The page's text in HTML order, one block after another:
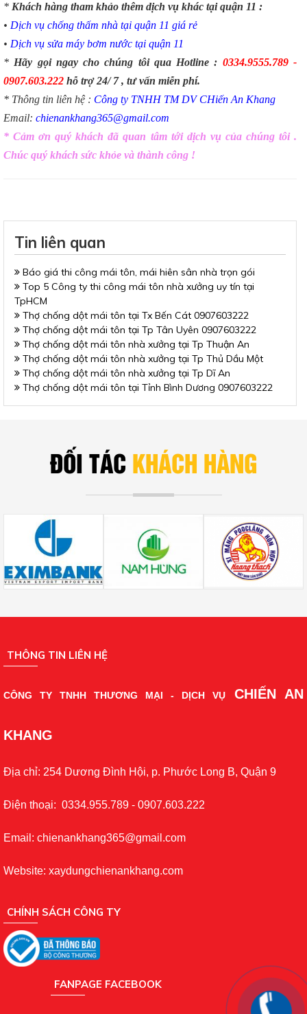
* Khách hàng tham khảo thêm dịch vụ khác tại quận 11 :
• Dịch vụ chống thấm nhà tại quận 11 giá rẻ
• Dịch vụ sửa máy bơm nước tại quận 11
* Hãy gọi ngay cho chúng tôi qua Hotline : 0334.9555.789 -
0907.603.222 hỗ trợ 24/ 7 , tư vấn miễn phí.
* Thông tin liên hệ : Công ty TNHH TM DV CHiến An Khang
Email: chienankhang365@gmail.com
*Cảm ơn quý khách đã quan tâm tới dịch vụ của chúng tôi .
Chúc quý khách sức khỏe và thành công !
Tin liên quan
Báo giá thi công mái tôn, mái hiên sân nhà trọn gói
Top 5 Công ty thi công mái tôn nhà xưởng uy tín tại
TpHCM
Thợ chống dột mái tôn tại Tx Bến Cát 0907603222
Thợ chống dột mái tôn tại Tp Tân Uyên 0907603222
Thợ chống dột mái tôn nhà xưởng tại Tp Thuận An
Thợ chống dột mái tôn nhà xưởng tại Tp Thủ Dầu Một
Thợ chống dột mái tôn nhà xưởng tại Tp Dĩ An
Thợ chống dột mái tôn tại Tỉnh Bình Dương 0907603222
ĐỐI TÁC KHÁCH HÀNG
THÔNG TIN LIÊN HỆ
CÔNG TY TNHH THƯƠNG MẠI - DỊCH VỤ CHIẾN AN
KHANG
Địa chỉ: 254 Dương Đình Hội, p. Phước Long B, Quận 9
Điện thoại: 0334.955.789 - 0907.603.222
Email: chienankhang365@gmail.com
Website: xaydungchienankhang.com
CHÍNH SÁCH CÔNG TY
FANPAGE FACEBOOK